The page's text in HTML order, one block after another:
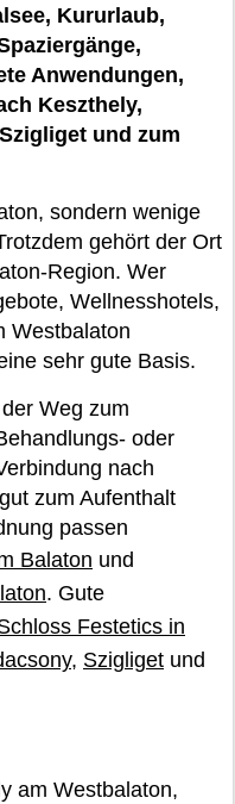
Kururlaub,
Anwendungen,
Keszthely,
und zum
sondern wenige
gehört der Ort
Region. Wer
Wellnesshotels,
Westbalaton
sehr gute Basis.
Weg zum
oder
nach
zum Aufenthalt
passen
Balaton und
. Gute
Festetics in
, Szigliget und
am Westbalaton,